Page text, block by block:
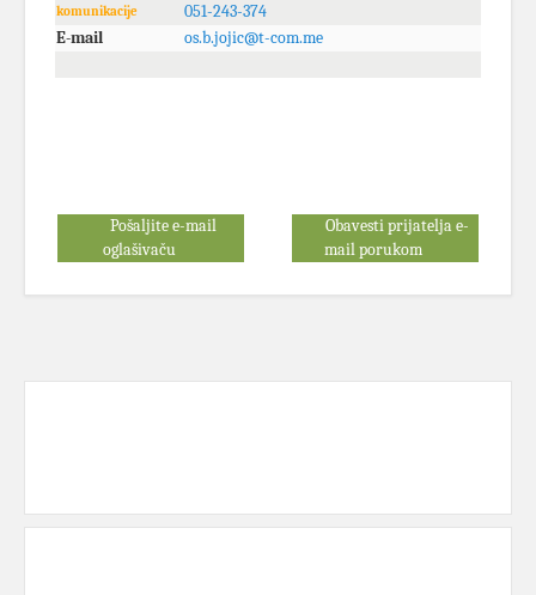
komunikacije
051-243-374
E-mail
os.b.jojic@t-com.me
Pošaljite e-mail
oglašivaču
Obavesti prijatelja e-
mail porukom